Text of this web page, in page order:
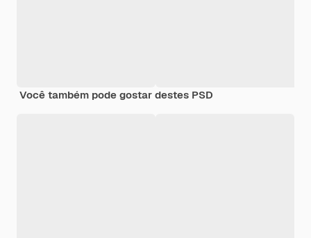
Você também pode gostar destes PSD